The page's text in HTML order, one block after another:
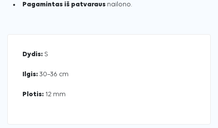
Pagamintas iš patvaraus nailono.
Dydis: S
Ilgis: 30–36 cm
Plotis: 12 mm